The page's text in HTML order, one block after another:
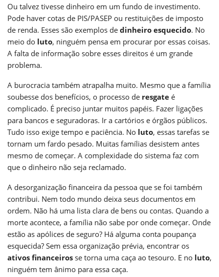
Ou talvez tivesse dinheiro em um fundo de investimento.
Pode haver cotas de PIS/PASEP ou restituições de imposto
de renda. Esses são exemplos de dinheiro esquecido. No
meio do luto, ninguém pensa em procurar por essas coisas.
A falta de informação sobre esses direitos é um grande
problema.
A burocracia também atrapalha muito. Mesmo que a família
soubesse dos benefícios, o processo de resgate é
complicado. É preciso juntar muitos papéis. Fazer ligações
para bancos e seguradoras. Ir a cartórios e órgãos públicos.
Tudo isso exige tempo e paciência. No luto, essas tarefas se
tornam um fardo pesado. Muitas famílias desistem antes
mesmo de começar. A complexidade do sistema faz com
que o dinheiro não seja reclamado.
A desorganização financeira da pessoa que se foi também
contribui. Nem todo mundo deixa seus documentos em
ordem. Não há uma lista clara de bens ou contas. Quando a
morte acontece, a família não sabe por onde começar. Onde
estão as apólices de seguro? Há alguma conta poupança
esquecida? Sem essa organização prévia, encontrar os
ativos financeiros se torna uma caça ao tesouro. E no luto,
ninguém tem ânimo para essa caça.